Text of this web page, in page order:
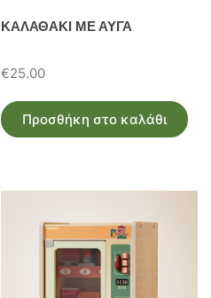
ΚΑΛΑΘΑΚΙ ΜΕ ΑΥΓΑ
€25.00
Προσθήκη στο καλάθι